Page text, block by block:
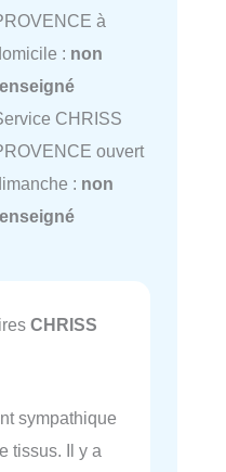
à
: non
CHRISS
ouvert
: non
CHRISS
sympathique
tissus. Il y a